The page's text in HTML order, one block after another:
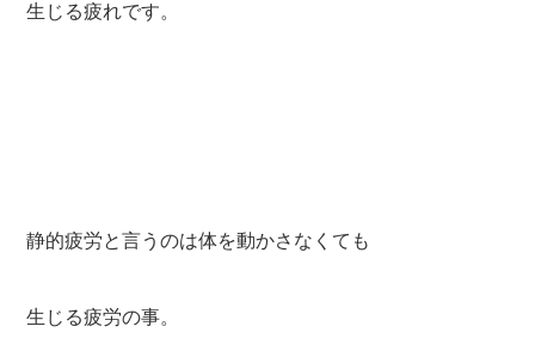
生じる疲れです。
静的疲労と言うのは体を動かさなくても
生じる疲労の事。